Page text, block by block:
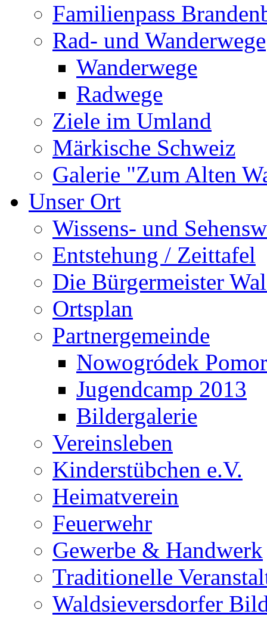
Familienpass
Rad- und Wanderwege
Wanderwege
Radwege
Ziele im Umland
Märkische Schweiz
Galerie "Zum Alten
Unser Ort
Wissens- und
Entstehung / Zeittafel
Die Bürgermeister
Ortsplan
Partnergemeinde
Nowogródek
Jugendcamp 2013
Bildergalerie
Vereinsleben
Kinderstübchen e.V.
Heimatverein
Feuerwehr
Gewerbe & Handwerk
Traditionelle
Waldsieversdorfer